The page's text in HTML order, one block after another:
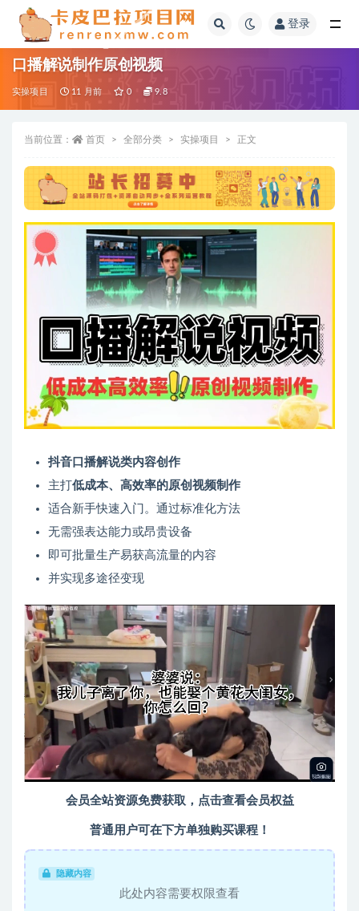
登录
口播解说制作原创视频
实操项目 11 月前 0 9.8
当前位置： 首页 全部分类 实操项目 正文
抖音口播解说类内容创作
主打低成本、高效率的原创视频制作
适合新手快速入门。通过标准化方法
无需强表达能力或昂贵设备
即可批量生产易获高流量的内容
并实现多途径变现
会员全站资源免费获取， 点击查看会员权益
普通用户可在下方单独购买课程！
隐藏内容
此处内容需要权限查看
全部